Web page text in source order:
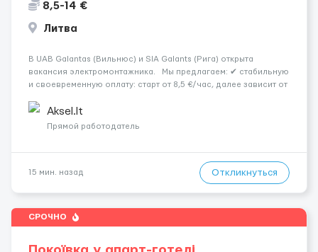
8,5-14 €
Литва
В UAB Galantas (Вильнюс) и SIA Galants (Рига) открыта
вакансия электромонтажника. Мы предлагаем: ✔ стабильную
и своевременную оплату: старт от 8,5 €/час, далее зависит от
час); ✔ график работы возможен до 10 часов в день; ...
Aksel.lt
Прямой работодатель
15 мин. назад Откликнуться
СРОЧНО